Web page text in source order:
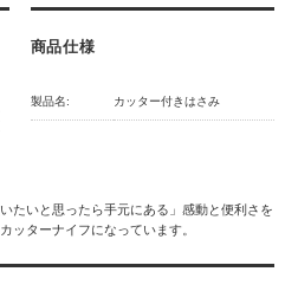
商品仕様
製品名: カッター付きはさみ
たいと思ったら手元にある」感動と便利さを
ッターナイフになっています。